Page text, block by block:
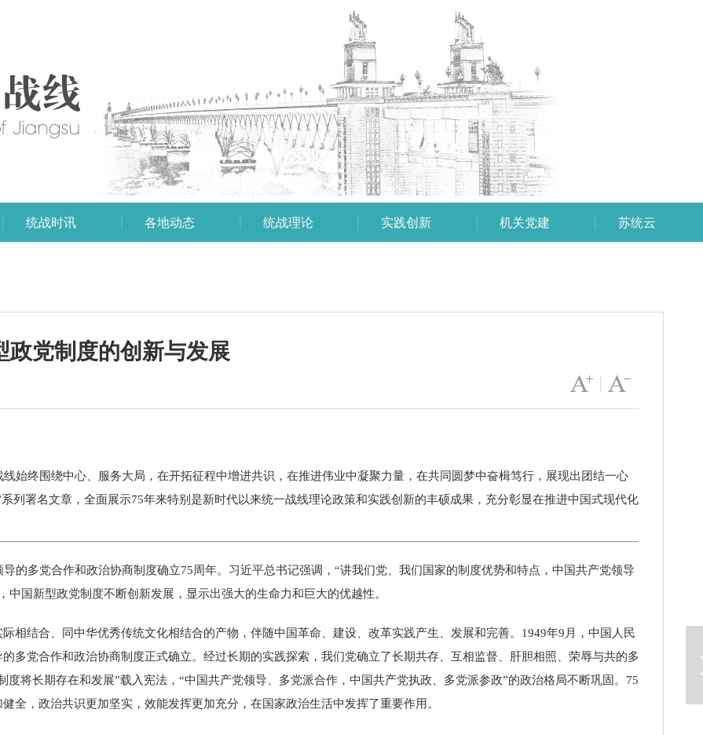
统战时讯 各地动态 统战理论 实践创新 机关党建 苏统云
政党制度的创新与发展
字号变小
终围绕中心、服务大局，在开拓征程中增进共识，在推进伟业中凝聚力量，在共同圆梦中奋楫笃行，展现出团结一心
列署名文章，全面展示75年来特别是新时代以来统一战线理论政策和实践创新的丰硕成果，充分彰显在推进中国式现代化
多党合作和政治协商制度确立75周年。习近平总书记强调，“讲我们党、我们国家的制度优势和特点，中国共产党领导
国新型政党制度不断创新发展，显示出强大的生命力和巨大的优越性。
结合、同中华优秀传统文化相结合的产物，伴随中国革命、建设、改革实践产生、发展和完善。1949年9月，中国人民
多党合作和政治协商制度正式确立。经过长期的实践探索，我们党确立了长期共存、互相监督、肝胆相照、荣辱与共的多
将长期存在和发展”载入宪法，“中国共产党领导、多党派合作，中国共产党执政、多党派参政”的政治格局不断巩固。75
全，政治共识更加坚实，效能发挥更加充分，在国家政治生活中发挥了重要作用。
下一篇